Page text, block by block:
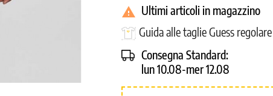
 Ultimi articoli in magazzino
Guida alle taglie Guess
Consegna Standard:
lun 10.08-mer 12.08